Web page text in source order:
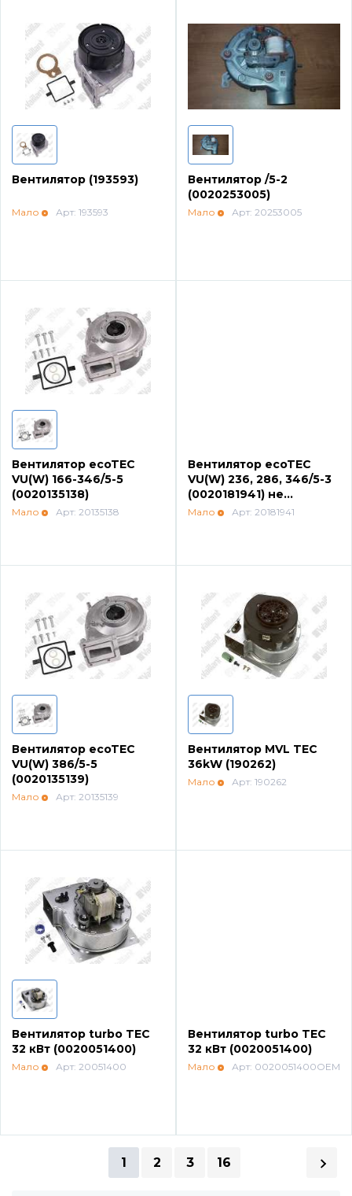
Вентилятор (193593)
Мало Арт: 193593
Вентилятор /5-2
(0020253005)
Мало Арт: 20253005
Вентилятор ecoTEC
VU(W) 166-346/5-5
(0020135138)
Мало Арт: 20135138
Вентилятор ecoTEC
VU(W) 236, 286, 346/5-3
(0020181941) не
поставляется см. новый
Мало Арт: 20181941
Вентилятор ecoTEC
VU(W) 386/5-5
(0020135139)
Мало Арт: 20135139
Вентилятор MVL TEC
36kW (190262)
Мало Арт: 190262
Вентилятор turbo TEC
32 кВт (0020051400)
Мало Арт: 20051400
Вентилятор turbo TEC
32 кВт (0020051400)
Мало Арт: 0020051400OEM
1 2 3 16